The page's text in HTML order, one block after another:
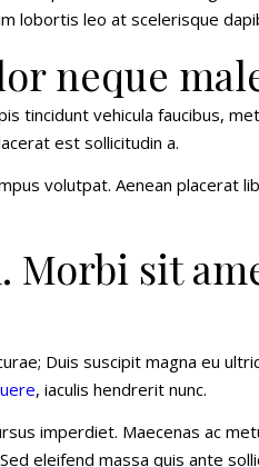
lobortis leo at scelerisque
neque
tincidunt vehicula faucibus,
est sollicitudin a.
volutpat. Aenean placerat
sit
Duis suscipit magna eu
, iaculis hendrerit nunc.
imperdiet. Maecenas ac
eleifend massa quis ante